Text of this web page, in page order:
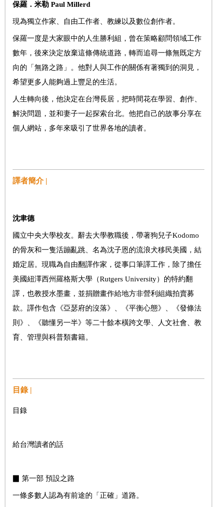
保羅．米勒 Paul Millerd
現為獨立作家、自由工作者、教練以及數位創作者。
保羅一度是大家眼中的人生勝利組，曾在策略顧問領域工作
數年，後來決定放棄這條傳統道路，轉而追尋一條無既定方
向的「無路之路」。他對人與工作的關係有著獨到的洞見，
希望更多人能夠過上豐足的生活。
人生轉向後，他決定在台灣長居，把時間花在學習、創作、
解決問題，並和妻子一起探索台北。他把自己的故事分享在
個人網站，多年來吸引了世界各地的讀者。
譯者簡介 |
沈聿德
國立中央大學校友。辭去大學教職後，帶著狗兒子Kodomo
的骨灰和一隻活蹦亂跳、名為沈子恩的流浪犬移民美國，結
婚定居。現職為自由翻譯作家，從事口筆譯工作，除了擔任
美國紐澤西州羅格斯大學（Rutgers University）的特約翻
譯，也教授水墨畫，並捐贈畫作給地方非營利組織拍賣募
款。譯作包含《亞瑟府的沒落》、《平衡心態》、《發條法
則》、《聽懂另一半》等二十餘本橫跨文學、人文社會、教
育、管理與科普類書籍。
目錄 |
目錄
給台灣讀者的話
▉ 第一部 預設之路
一條多數人認為有前途的「正確」道路。